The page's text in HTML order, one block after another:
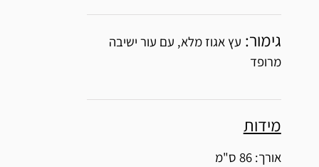
גימור: עץ אגוז מלא, עם עור ישיבה
מרופד
מידות
אורך: 86 ס"מ